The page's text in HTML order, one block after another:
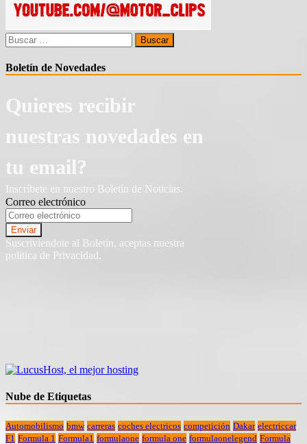
Buscar:
Boletín de Novedades
Quieres recibir
nuestras novedades en
tu email?
Inscríbete en nuestro Boletín de Noticias.
Correo electrónico
Suscriviendote al Boletin, aceptas nuestra
politica de Privacidad.
Nube de Etiquetas
Automobilismo bmw carreras coches electricos competición Dakar electriccar
F1 Formula 1 Formula1 formulaone formula one formulaonelegend Formula